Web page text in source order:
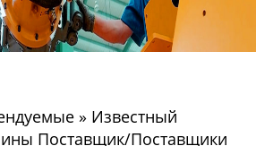
» Известный
Поставщик/Поставщики